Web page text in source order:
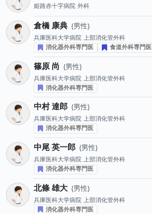
姫路赤十字病院 外科
倉橋 康典 男性
兵庫医科大学病院 上部消化管外科
消化器外科専門医
食道外科専門医
篠原 尚 男性
兵庫医科大学病院 上部消化管外科
消化器外科専門医
中村 達郎 男性
兵庫医科大学病院 上部消化管外科
消化器外科専門医
中尾 英一郎 男性
兵庫医科大学病院 上部消化管外科
消化器外科専門医
北條 雄大 男性
兵庫医科大学病院 上部消化管外科
消化器外科専門医